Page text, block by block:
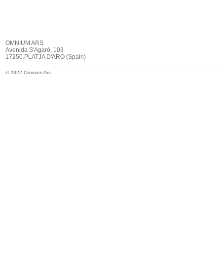
OMNIUM ARS
Avenida S'Agaró, 103
17250.PLATJA D'ARO (Spain)
© 2022 Omnium Ars